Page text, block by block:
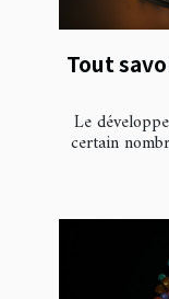
Tout
Le
certain